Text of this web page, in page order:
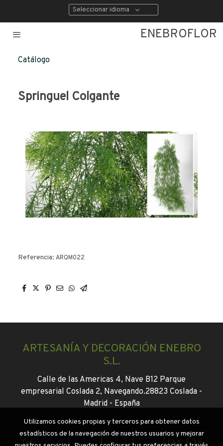
Seleccionar idioma
ENEBROFLOR
Catálogo
Springuel Colgante
Referencia: ARQM022
ARTESANÍA Y DECORACIÓN ENEBRO
S.L.
Calle de las Americas 4, Nave B12 Parque
empresarial Coslada 2, Navegando.28823 Coslada -
Madrid - España
info@enebroflor.es
Tel:+ 34 916745046|+34 647130931|FAX: + 34
Utilizamos cookies propias y terceros para obtener datos
estadísticos de la navegación de nuestros usuarios y mejorar